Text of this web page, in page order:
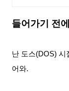
들어가기 전
난 도스(DOS) 시
어와.